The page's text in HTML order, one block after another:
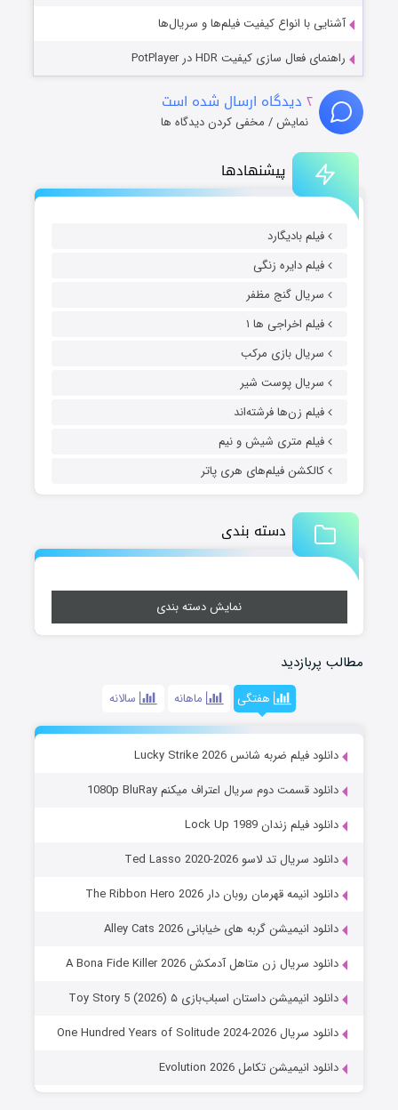
پیشنهادها
فیلم بادیگارد
فیلم دایره زنگی
سریال گنج مظفر
فیلم اخراجی ها ۱
سریال بازی مرکب
سریال پوست شیر
فیلم زن‌ها فرشته‌اند
فیلم متری شیش و نیم
کالکشن فیلم‌های هری پاتر
دسته بندی
نمایش دسته بندی
مطالب پربازدید
هفتگی ماهانه سالانه
دانلود فیلم ضربه شانس Lucky Strike 2026
دانلود قسمت دوم سریال اعتراف میکنم 1080p BluRay
دانلود فیلم زندان Lock Up 1989
دانلود سریال تد لاسو Ted Lasso 2020-2026
دانلود انیمه قهرمان روبان دار The Ribbon Hero 2026
دانلود انیمیشن گربه های خیابانی Alley Cats 2026
دانلود سریال زن متاهل آدمکش A Bona Fide Killer 2026
دانلود انیمیشن داستان اسباب‌بازی ۵ Toy Story 5 (2026)
دانلود سریال One Hundred Years of Solitude 2024-2026
دانلود انیمیشن تکامل Evolution 2026
آشنایی با انواع کیفیت فیلم‌ها و سریال‌ها
راهنمای فعال سازی کیفیت HDR در PotPlayer
۲ دیدگاه ارسال شده است
نمایش / مخفی کردن دیدگاه ها